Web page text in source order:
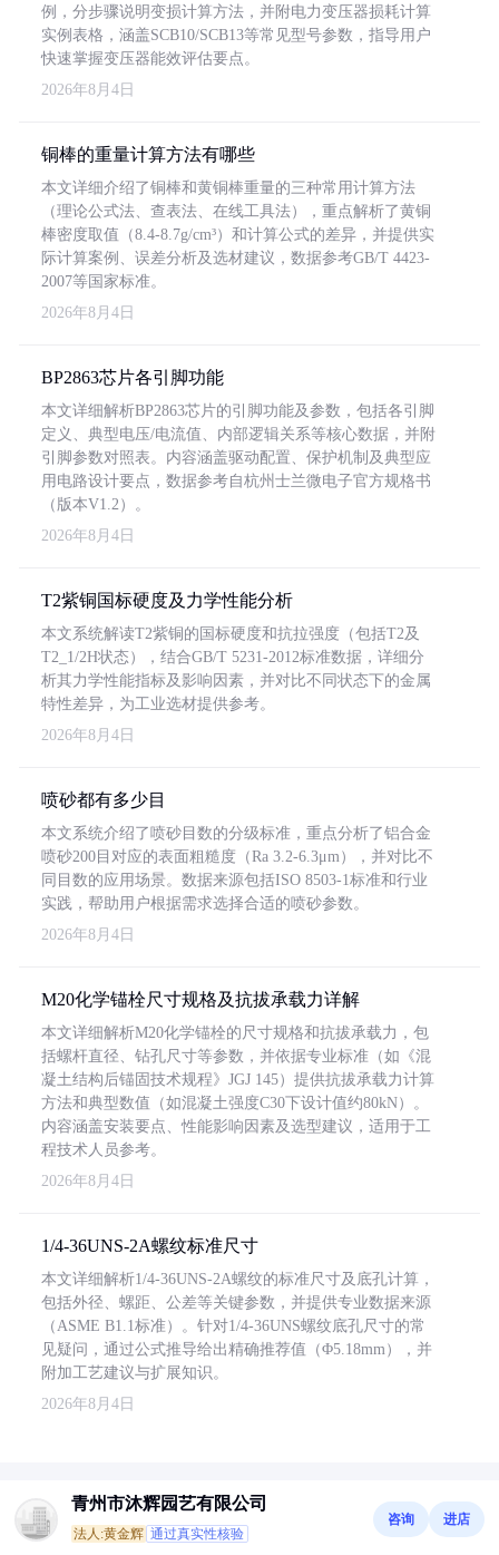
例，分步骤说明变损计算方法，并附电力变压器损耗计算
实例表格，涵盖SCB10/SCB13等常见型号参数，指导用户
快速掌握变压器能效评估要点。
2026年8月4日
铜棒的重量计算方法有哪些
本文详细介绍了铜棒和黄铜棒重量的三种常用计算方法
（理论公式法、查表法、在线工具法），重点解析了黄铜
棒密度取值（8.4-8.7g/cm³）和计算公式的差异，并提供实
际计算案例、误差分析及选材建议，数据参考GB/T 4423-
2007等国家标准。
2026年8月4日
BP2863芯片各引脚功能
本文详细解析BP2863芯片的引脚功能及参数，包括各引脚
定义、典型电压/电流值、内部逻辑关系等核心数据，并附
引脚参数对照表。内容涵盖驱动配置、保护机制及典型应
用电路设计要点，数据参考自杭州士兰微电子官方规格书
（版本V1.2）。
2026年8月4日
T2紫铜国标硬度及力学性能分析
本文系统解读T2紫铜的国标硬度和抗拉强度（包括T2及
T2_1/2H状态），结合GB/T 5231-2012标准数据，详细分
析其力学性能指标及影响因素，并对比不同状态下的金属
特性差异，为工业选材提供参考。
2026年8月4日
喷砂都有多少目
本文系统介绍了喷砂目数的分级标准，重点分析了铝合金
喷砂200目对应的表面粗糙度（Ra 3.2-6.3μm），并对比不
同目数的应用场景。数据来源包括ISO 8503-1标准和行业
实践，帮助用户根据需求选择合适的喷砂参数。
2026年8月4日
M20化学锚栓尺寸规格及抗拔承载力详解
本文详细解析M20化学锚栓的尺寸规格和抗拔承载力，包
括螺杆直径、钻孔尺寸等参数，并依据专业标准（如《混
凝土结构后锚固技术规程》JGJ 145）提供抗拔承载力计算
方法和典型数值（如混凝土强度C30下设计值约80kN）。
内容涵盖安装要点、性能影响因素及选型建议，适用于工
程技术人员参考。
2026年8月4日
1/4-36UNS-2A螺纹标准尺寸
本文详细解析1/4-36UNS-2A螺纹的标准尺寸及底孔计算，
包括外径、螺距、公差等关键参数，并提供专业数据来源
（ASME B1.1标准）。针对1/4-36UNS螺纹底孔尺寸的常
见疑问，通过公式推导给出精确推荐值（Φ5.18mm），并
附加工艺建议与扩展知识。
2026年8月4日
青州市沐辉园艺有限公司
法人:黄金辉 通过真实性核验
咨询 进店